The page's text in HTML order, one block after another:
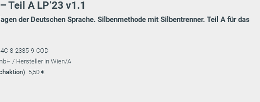
Teil A LP‘23 v1.1
der Deutschen Sprache. Silbenmethode mit Silbentrenner. Teil A für das
8-2385-9-COD
/ Hersteller in Wien/A
: 5,50 €